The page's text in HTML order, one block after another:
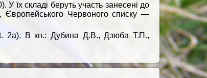
складі беруть участь занесені до
Європейського Червоного списку —
2a). В кн.: Дубина Д.В., Дзюба Т.П.,